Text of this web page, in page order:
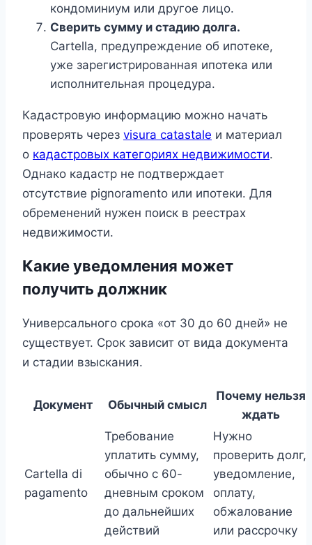
кондоминиум или другое лицо.
Сверить сумму и стадию долга.
Cartella, предупреждение об ипотеке,
уже зарегистрированная ипотека или
исполнительная процедура.
Кадастровую информацию можно начать
проверять через visura catastale и материал
о кадастровых категориях недвижимости.
Однако кадастр не подтверждает
отсутствие pignoramento или ипотеки. Для
обременений нужен поиск в реестрах
недвижимости.
Какие уведомления может
получить должник
Универсального срока «от 30 до 60 дней» не
существует. Срок зависит от вида документа
и стадии взыскания.
Документ Обычный смысл
Почему нельзя
ждать
Cartella di
pagamento
Требование
уплатить сумму,
обычно с 60-
дневным сроком
до дальнейших
действий
Нужно
проверить долг,
уведомление,
оплату,
обжалование
или рассрочку